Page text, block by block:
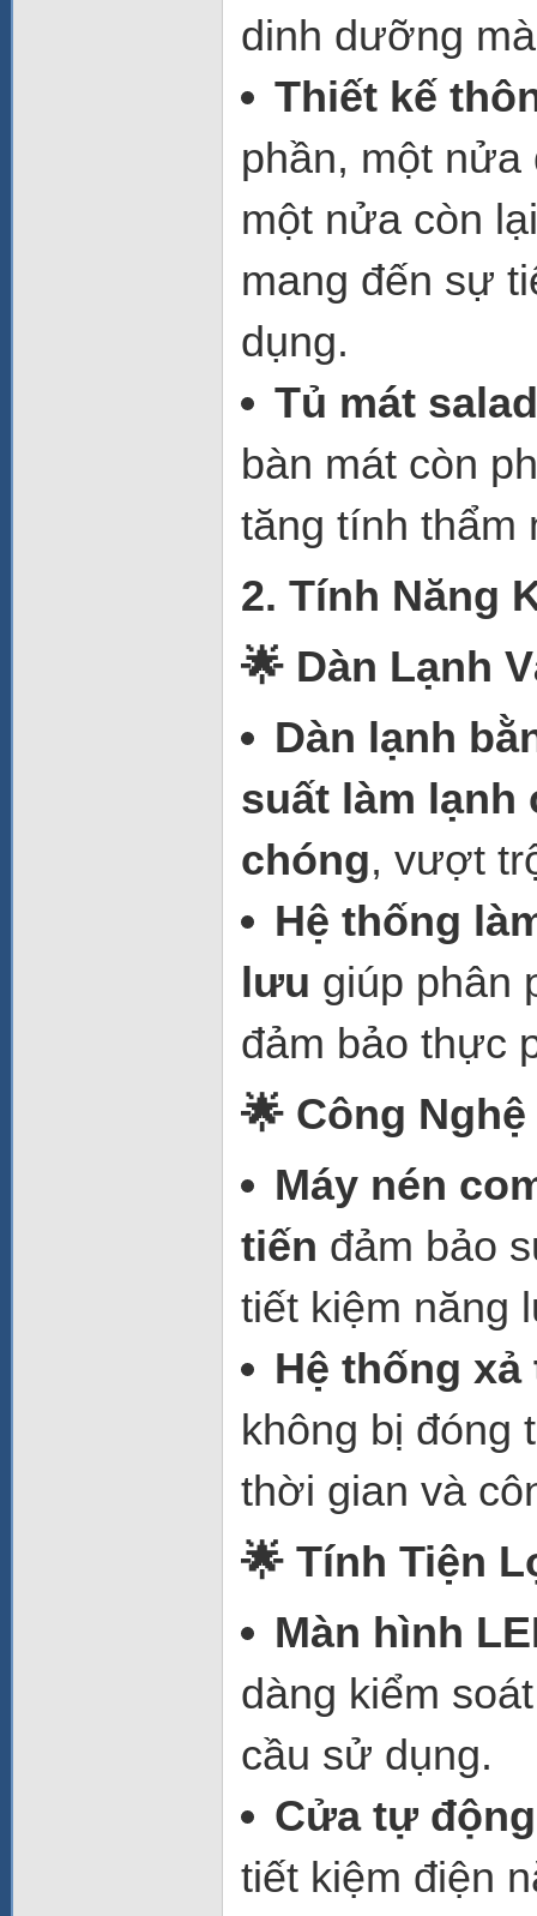
dinh dưỡng
Thiết kế
phần, một nửa
một nửa còn
mang đến sự
dụng.
Tủ mát
bàn mát còn
tăng tính thẩm
2. Tính Năng
🌟 Dàn Lạnh
Dàn lạnh
suất làm lạnh
chóng, vượt
Hệ thống
lưu giúp phân
đảm bảo thực
🌟 Công
Máy nén
tiến đảm bảo
tiết kiệm năng
Hệ thống
không bị đóng
thời gian và
🌟 Tính Tiện
Màn hình
dàng kiểm
cầu sử dụng.
Cửa tự động
tiết kiệm điện